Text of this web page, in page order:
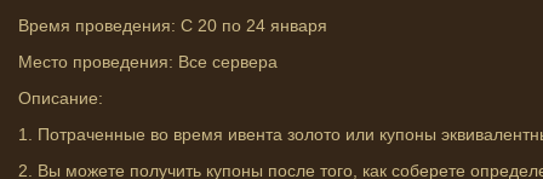
Время проведения: С 20 по 24 января
Место проведения: Все сервера
Описание:
1. Потраченные во время ивента золото или купоны
2. Вы можете получить купоны после того, как соберете